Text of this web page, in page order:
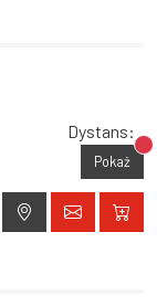
Dystans:
Pokaż